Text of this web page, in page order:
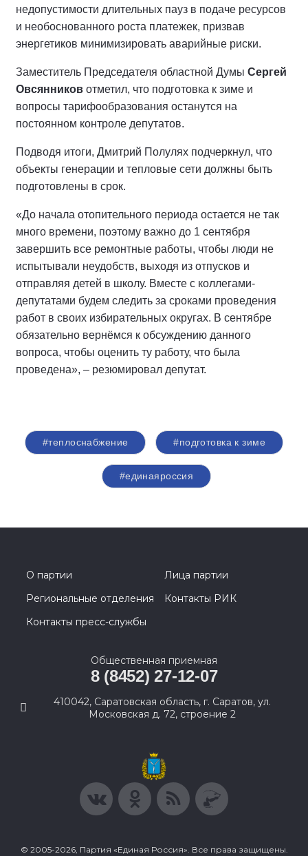
недопустимости длительных пауз в подаче ресурсов
и необоснованного роста платежек, призвав
энергетиков минимизировать аварийные риски.
Заместитель Председателя областной Думы Сергей
Овсянников отметил, что подготовка к зиме и
вопросы тарифообразования останутся на
постоянном контроле депутатов.
Подводя итоги, Дмитрий Полулях подчеркнул, что
объекты генерации и тепловые сети должны быть
подготовлены в срок.
«До начала отопительного периода остается не так
много времени, поэтому важно до 1 сентября
завершить все ремонтные работы, чтобы люди не
испытывали неудобств, выходя из отпусков и
отправляя детей в школу. Вместе с коллегами-
депутатами будем следить за сроками проведения
работ в своих избирательных округах. В сентябре
обязательно вернёмся к обсуждению данного
вопроса, чтобы оценить ту работу, что была
проведена», – резюмировал депутат.
#теплоснабжение #подготовка к зиме
#единаяроссия
О партии
Лица партии
Региональные отделения
Контакты РИК
Контакты пресс-службы
Общественная приемная
8 (8452) 27-12-07
410042, Саратовская область, г. Саратов, ул.
Московская д. 72, строение 2
© 2005-2026, Партия «Единая Россия». Все права защищены.